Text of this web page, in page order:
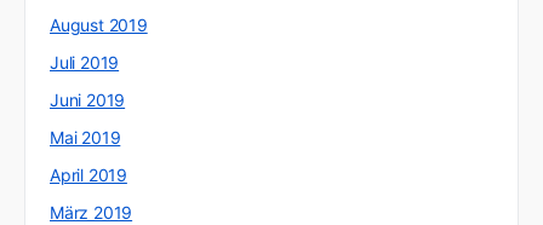
August 2019
Juli 2019
Juni 2019
Mai 2019
April 2019
März 2019